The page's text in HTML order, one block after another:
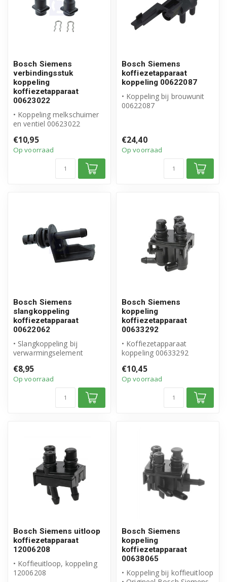
Bosch Siemens
verbindingsstuk
koppeling
koffiezetapparaat
00623022
• Koppeling melkschuimer
en ventiel 00623022
• Origineel B...
€10,95
Op voorraad
Bosch Siemens
koffiezetapparaat
koppeling 00622087
• Koppeling bij brouwunit
00622087
€24,40
Op voorraad
Bosch Siemens
slangkoppeling
koffiezetapparaat
00622062
• Slangkoppeling bij
verwarmingselement
product
• Ar...
€8,95
Op voorraad
Bosch Siemens
koppeling
koffiezetapparaat
00633292
• Koffiezetapparaat
koppeling 00633292
product
• Inh...
€10,45
Op voorraad
Bosch Siemens uitloop
koffiezetapparaat
12006208
• Koffieuitloop, koppeling
12006208
Bosch Siemens
koppeling
koffiezetapparaat
00638065
• Koppeling bij koffieuitloop